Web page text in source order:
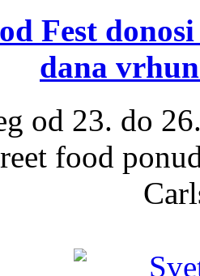
Fest
dana
od 23. do
food